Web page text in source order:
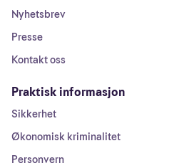
Nyhetsbrev
Presse
Kontakt oss
Praktisk informasjon
Sikkerhet
Økonomisk kriminalitet
Personvern